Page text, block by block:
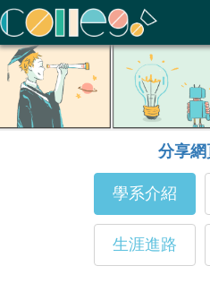
ColleGo! 大學選才與高中育才輔助
分享網
學系介紹
生涯進路